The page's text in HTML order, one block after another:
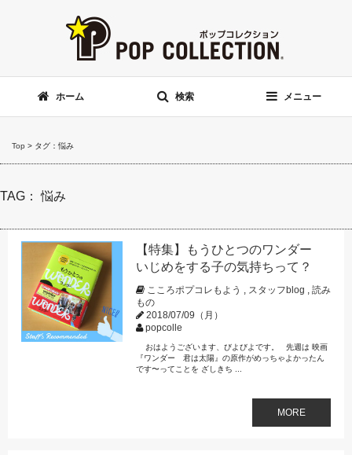
ホーム 検索 メニュー
Top > タグ：悩み
TAG： 悩み
【特集】もうひとつのワンダー
いじめをする子の気持ちって？
こころポプコレもよう , スタッフblog , 読み
もの
2018/07/09（月）
popcolle
おはようございます、びよびよです。 先週は 映画
『ワンダー 君は太陽』の原作がめっちゃよかったん
です〜ってことを ざしきち ...
MORE